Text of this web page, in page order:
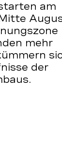
am
mehr
der